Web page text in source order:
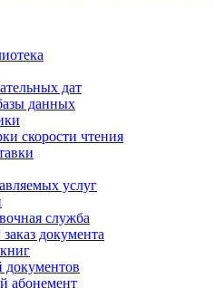
дат
данных
скорости чтения
услуг
служба
документа
документов
абонемент